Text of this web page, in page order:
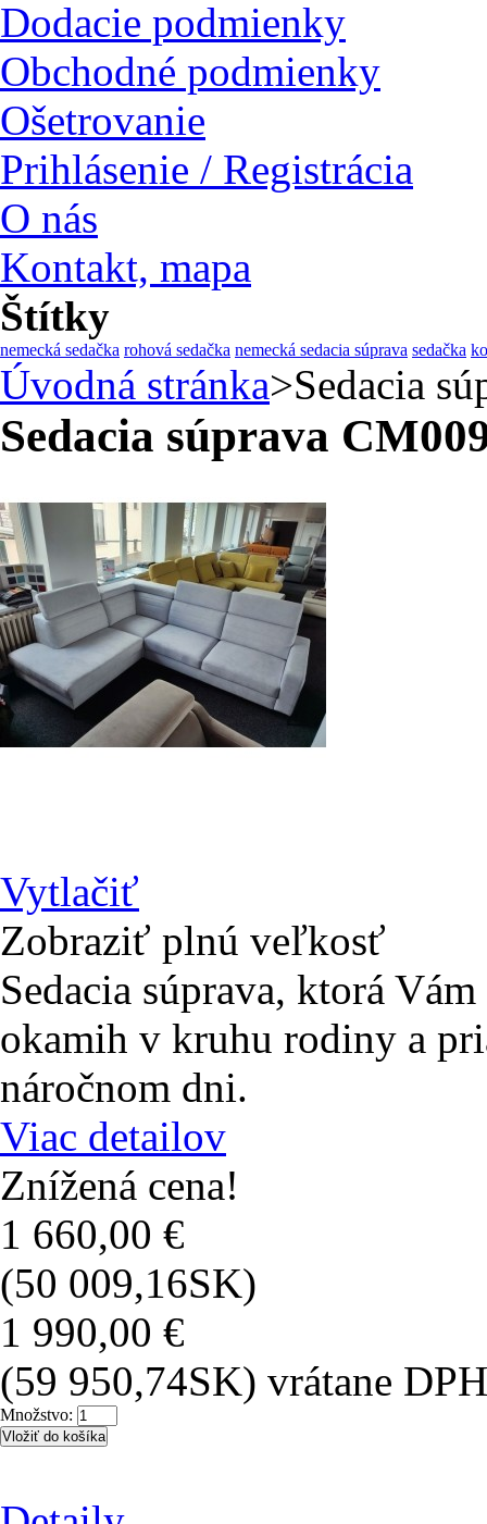
Dodacie podmienky
Obchodné podmienky
Ošetrovanie
Prihlásenie / Registrácia
O nás
Kontakt, mapa
Štítky
nemecká sedačka rohová sedačka nemecká sedacia súprava sedačka
Úvodná stránka>Sedacia
Sedacia súprava
Vytlačiť
Zobraziť plnú veľkosť
Sedacia súprava, ktorá
okamih v kruhu rodiny a
náročnom dni.
Viac detailov
Znížená cena!
1 660,00 €
(50 009,16SK)
1 990,00 €
(59 950,74SK) vrátane DPH
Množstvo: